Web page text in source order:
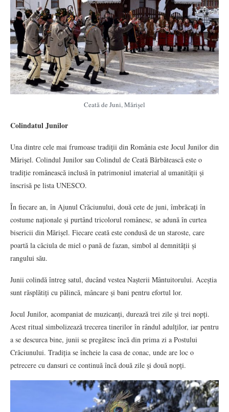
Ceată de Juni, Mărișel
Colindatul Junilor
Una dintre cele mai frumoase tradiții din România este Jocul Junilor din
Mărișel. Colindul Junilor sau Colindul de Ceată Bărbătească este o
tradiție românească inclusă în patrimoniul imaterial al umanității și
înscrisă pe lista UNESCO.
În fiecare an, în Ajunul Crăciunului, două cete de juni, îmbrăcați în
costume naționale și purtând tricolorul românesc, se adună în curtea
bisericii din Mărișel. Fiecare ceată este condusă de un staroste, care
poartă la căciula de miel o pană de fazan, simbol al demnității și
rangului său.
Junii colindă întreg satul, ducând vestea Nașterii Mântuitorului. Aceștia
sunt răsplătiți cu pălincă, mâncare și bani pentru efortul lor.
Jocul Junilor, acompaniat de muzicanți, durează trei zile și trei nopți.
Acest ritual simbolizează trecerea tinerilor în rândul adulților, iar pentru
a se descurca bine, junii se pregătesc încă din prima zi a Postului
Crăciunului. Tradiția se încheie la casa de conac, unde are loc o
petrecere cu dansuri ce continuă încă două zile și două nopți.